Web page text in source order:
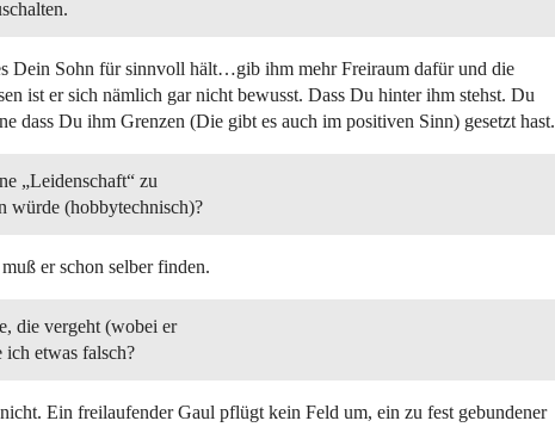
Dein Sohn für sinnvoll hält…gib ihm mehr Freiraum dafür und die
ist er sich nämlich gar nicht bewusst. Dass Du hinter ihm stehst. Du
dass Du ihm Grenzen (Die gibt es auch im positiven Sinn) gesetzt hast.
„Leidenschaft“ zu
würde (hobbytechnisch)?
er schon selber finden.
die vergeht (wobei er
ich etwas falsch?
Ein freilaufender Gaul pflügt kein Feld um, ein zu fest gebundener